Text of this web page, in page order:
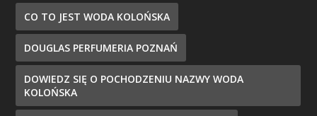
CO TO JEST WODA KOLOŃSKA
DOUGLAS PERFUMERIA POZNAŃ
DOWIEDZ SIĘ O POCHODZENIU NAZWY WODA
KOLOŃSKA